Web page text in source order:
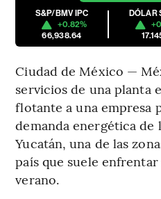
S&P/BMV IPC
+0.82%
66,938.64
DÓLAR
Ciudad de México —
servicios de una planta
flotante a una empresa
demanda energética de
Yucatán, una de las
país que suele
verano.